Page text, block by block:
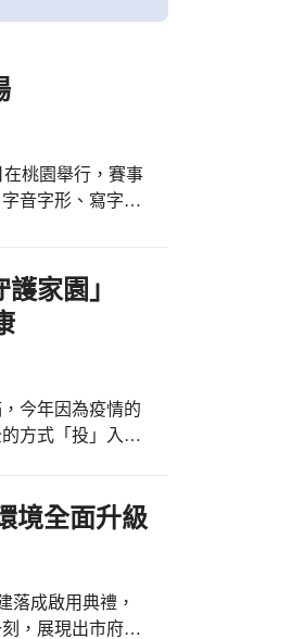
桃園舉行，賽事
音字形、寫字及
歷年來全國語文
教師在語文教學
大放異彩，長期
人刮目相看的表
優，更在今(110)
另從國小四年級
中參加全國賽的
實各項防疫措
全國賽拔得頭
家園」
今年因為疫情的
方式「投」入運
拒絕毒品誘惑，
介及追蹤輔導的
社會局共築社會
毒校園、宜居城
境全面升級
落成啟用典禮，
，展現出市府對